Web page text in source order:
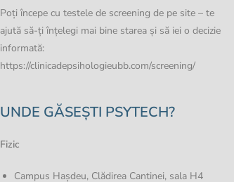
Poți începe cu testele de screening de pe site – te
ajută să-ți înțelegi mai bine starea și să iei o decizie
informată:
https://clinicadepsihologieubb.com/screening/
UNDE GĂSEȘTI PSYTECH?
Fizic
Campus Hașdeu, Clădirea Cantinei, sala H4